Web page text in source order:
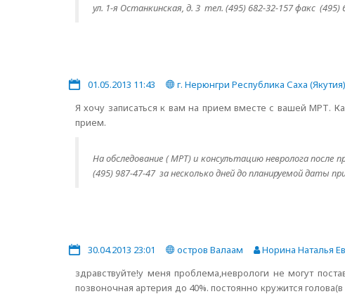
ул. 1-я Останкинская, д. 3 тел. (495) 682-32-157 факс (495)
01.05.2013 11:43 г. Нерюнгри Республика Саха (Якутия)
Я хочу записаться к вам на прием вместе с вашей МРТ.
прием.
На обследование ( МРТ) и консультацию невролога
(495) 987-47-47 за несколько дней до планируемой даты
30.04.2013 23:01 остров Валаам
Норина Наталья
здравствуйте!у меня проблема,неврологи не могут
позвоночная артерия до 40%. постоянно кружится